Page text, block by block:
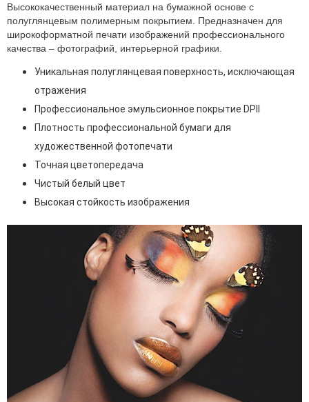
Высококачественный материал на бумажной основе с
полуглянцевым полимерным покрытием. Предназначен для
широкоформатной печати изображений профессионального
качества – фотографий, интерьерной графики.
Уникальная полуглянцевая поверхность, исключающая
отражения
Профессиональное эмульсионное покрытие DPII
Плотность профессиональной бумаги для
художественной фотопечати
Точная цветопередача
Чистый белый цвет
Высокая стойкость изображения